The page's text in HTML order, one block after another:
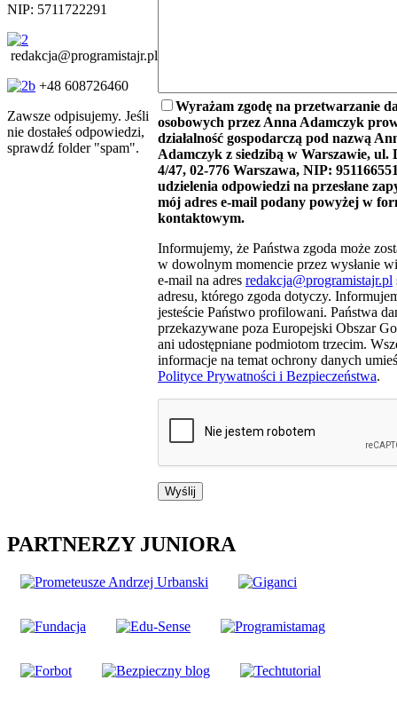
NIP: 5711722291
redakcja@programistajr.pl
+48 608726460
Zawsze odpisujemy. Jeśli
nie dostałeś odpowiedzi,
sprawdź folder "spam".
Wyrażam zgodę na przetwarzanie
osobowych przez Anna Adamczyk
działalność gospodarczą pod nazwą
Adamczyk z siedzibą w Warszawie, ul.
4/47, 02-776 Warszawa, NIP:
udzielenia odpowiedzi na przesłane
mój adres e-mail podany powyżej w
kontaktowym.
Informujemy, że Państwa zgoda może
w dowolnym momencie przez wysłanie
e-mail na adres redakcja@programistajr.pl
adresu, którego zgoda dotyczy.
jesteście Państwo profilowani. Państwa
przekazywane poza Europejski Obszar
ani udostępniane podmiotom trzecim.
informacje na temat ochrony danych
Polityce Prywatności i Bezpieczeństwa.
PARTNERZY JUNIORA